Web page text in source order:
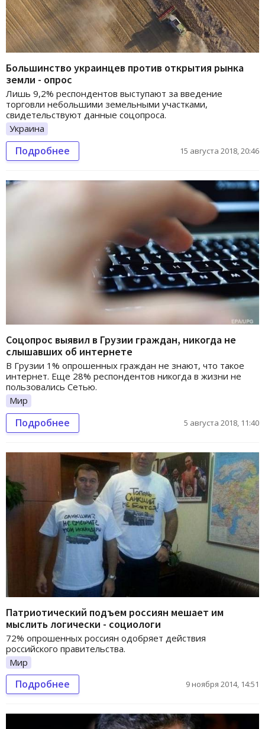
Большинство украинцев против открытия рынка
земли - опрос
Лишь 9,2% респондентов выступают за введение
торговли небольшими земельными участками,
свидетельствуют данные соцопроса.
Украина
Подробнее 15 августа 2018, 20:46
Соцопрос выявил в Грузии граждан, никогда не
слышавших об интернете
В Грузии 1% опрошенных граждан не знают, что такое
интернет. Еще 28% респондентов никогда в жизни не
пользовались Сетью.
Мир
Подробнее 5 августа 2018, 11:40
Патриотический подъем россиян мешает им
мыслить логически - социологи
72% опрошенных россиян одобряет действия
российского правительства.
Мир
Подробнее 9 ноября 2014, 14:51